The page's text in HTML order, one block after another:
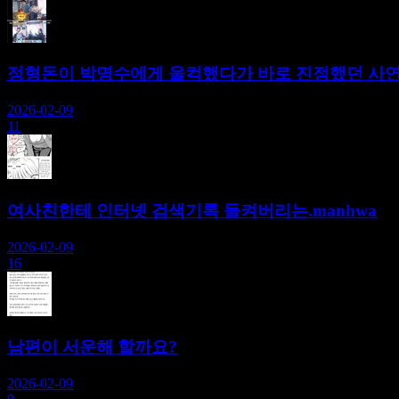
정형돈이 박명수에게 울컥했다가 바로 진정했던 사
2026-02-09
11
여사친한테 인터넷 검색기록 들켜버리는.manhwa
2026-02-09
16
남편이 서운해 할까요?
2026-02-09